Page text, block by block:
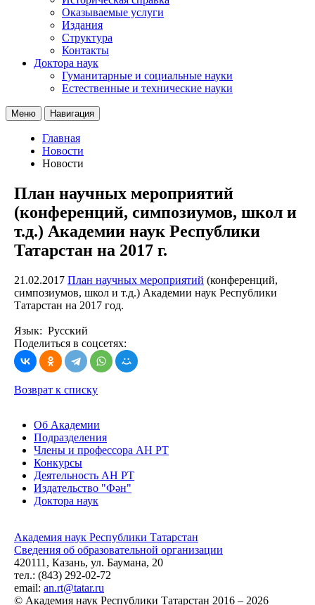
Оказываемые услуги
Издания
Структура
Контакты
Доктора наук
Гуманитарные и социальные науки
Естественные и технические науки
Меню Навигация
Главная
Новости
Новости
План научных мероприятий
(конференций, симпозиумов, школ и
т.д.) Академии наук Республики
Татарстан на 2017 г.
21.02.2017 План научных мероприятий (конференций,
симпозиумов, школ и т.д.) Академии наук Республики
Татарстан на 2017 год.
Язык: Русский
Поделиться в соцсетях:
Возврат к списку
Об Академии
Подразделения
Члены и профессора АН РТ
Конкурсы
Деятельность АН РТ
Издательство "Фән"
Доктора наук
Академия наук Республики Татарстан
Сведения об образовательной организации
420111, Казань, ул. Баумана, 20
тел.: (843) 292-02-72
email: an.rt@tatar.ru
© Академия наук Республики Татарстан 2016 – 2026